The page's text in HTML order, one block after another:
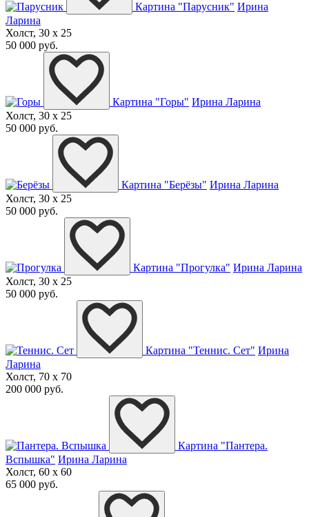
Картина "Парусник" Ирина
Ларина
Холст, 30 x 25
50 000 руб.
Картина "Горы" Ирина Ларина
Холст, 30 x 25
50 000 руб.
Картина "Берёзы" Ирина Ларина
Холст, 30 x 25
50 000 руб.
Картина "Прогулка" Ирина Ларина
Холст, 30 x 25
50 000 руб.
Картина "Теннис. Сет" Ирина
Ларина
Холст, 70 x 70
200 000 руб.
Картина "Пантера.
Вспышка" Ирина Ларина
Холст, 60 x 60
65 000 руб.